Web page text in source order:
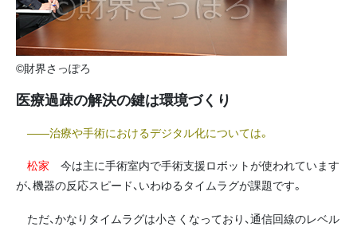
©財界さっぽろ
医療過疎の解決の鍵は環境づくり
――治療や手術におけるデジタル化については。
松家 今は主に手術室内で手術支援ロボットが使われています
が、機器の反応スピード、いわゆるタイムラグが課題です。
ただ、かなりタイムラグは小さくなっており、通信回線のレベル